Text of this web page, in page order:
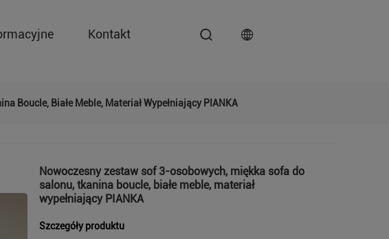
Kontakt
Boucle, Białe Meble, Materiał Wypełniający PIANKA
Nowoczesny zestaw sof 3-osobowych, miękka sofa do
salonu, tkanina boucle, białe meble, materiał
wypełniający PIANKA
Szczegóły produktu